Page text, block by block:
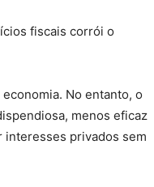
fiscais corrói o
No entanto, o
menos eficaz
interesses privados sem